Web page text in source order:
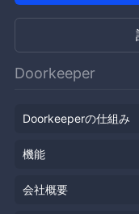
Doorkeeper
Doorkeeperの仕組み
機能
会社概要